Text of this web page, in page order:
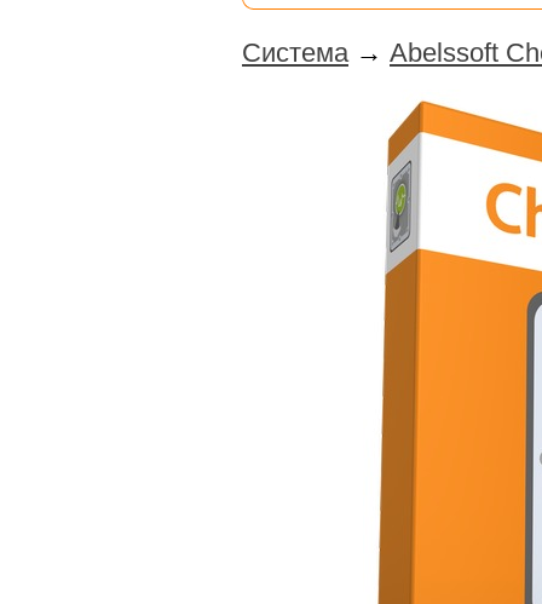
Система → Abelssoft